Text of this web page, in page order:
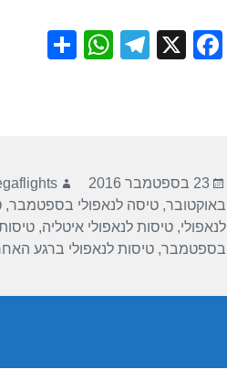
F
o
o
k
X
T
m
W
p
p
פורסם
בתאריך
23 בספטמבר 2016 מחבר
באוקטובר,טיסה לנאפולי בספטמבר,
לנאפולי,טיסות לנאפולי איטליה,
בספטמבר,טיסות לנאפולי ברגע